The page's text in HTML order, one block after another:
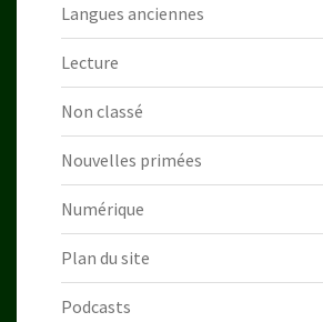
Langues anciennes
Lecture
Non classé
Nouvelles primées
Numérique
Plan du site
Podcasts